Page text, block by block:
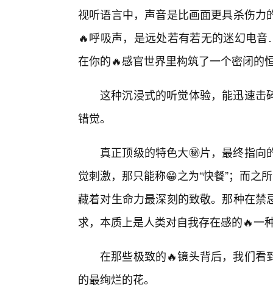
视听语言中，声音是比画面更具杀伤
🔥呼吸声，是远处若有若无的迷幻电
在你的🔥感官世界里构筑了一个密闭的
这种沉浸式的听觉体验，能迅速击
错觉。
真正顶级的特色大㊙️片，最终指
觉刺激，那只能称😁之为“快餐”；而之
藏着对生命力最深刻的致敬。那种在
求，本质上是人类对自我存在感的🔥一
在那些极致的🔥镜头背后，我们看
的最绚烂的花。